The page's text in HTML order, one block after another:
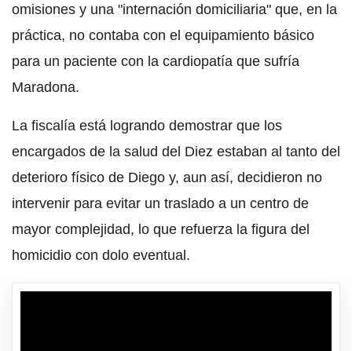
omisiones y una "internación domiciliaria" que, en la
práctica, no contaba con el equipamiento básico
para un paciente con la cardiopatía que sufría
Maradona.
La fiscalía está logrando demostrar que los
encargados de la salud del Diez estaban al tanto del
deterioro físico de Diego y, aun así, decidieron no
intervenir para evitar un traslado a un centro de
mayor complejidad, lo que refuerza la figura del
homicidio con dolo eventual.